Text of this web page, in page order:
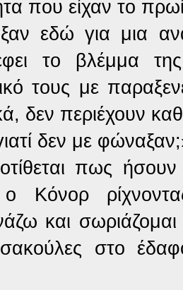
που είχαν το
εδώ για μια
το βλέμμα
τους με
δεν περιέχουν
δεν με
πως
Κόνορ
και
στο